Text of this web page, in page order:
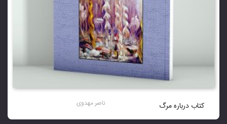
کتاب درباره مرگ ناصر مهدوی